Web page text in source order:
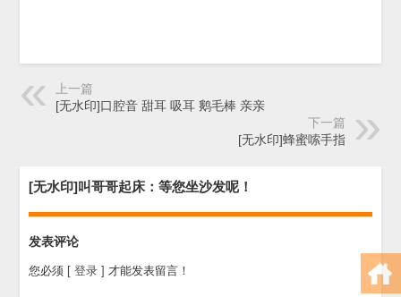
上一篇
[无水印]口腔音 甜耳 吸耳 鹅毛棒 亲亲
下一篇
[无水印]蜂蜜嗦手指
[无水印]叫哥哥起床：等您坐沙发呢！
发表评论
您必须 [ 登录 ] 才能发表留言！